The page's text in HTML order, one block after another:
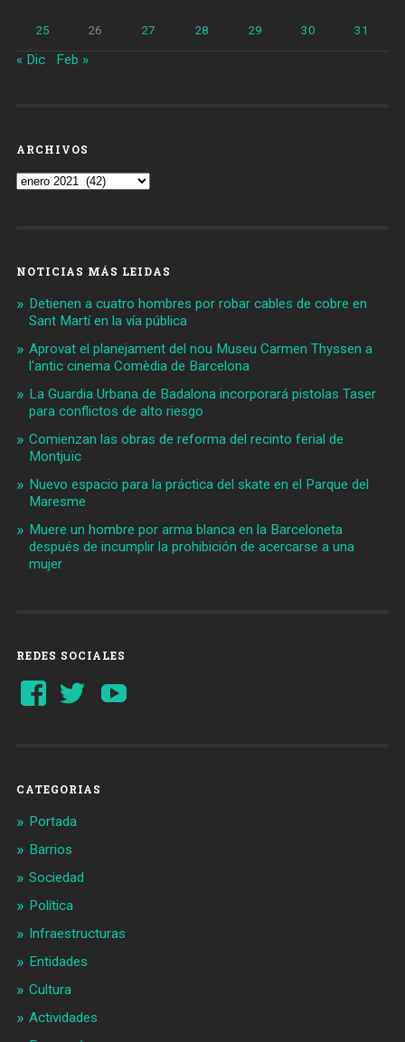
25 26 27 28 29 30 31
« Dic Feb »
ARCHIVOS
Archivos
NOTICIAS MÁS LEIDAS
Detienen a cuatro hombres por robar cables de cobre en
Sant Martí en la vía pública
Aprovat el planejament del nou Museu Carmen Thyssen a
l'antic cinema Comèdia de Barcelona
La Guardia Urbana de Badalona incorporará pistolas Taser
para conflictos de alto riesgo
Comienzan las obras de reforma del recinto ferial de
Montjuïc
Nuevo espacio para la práctica del skate en el Parque del
Maresme
Muere un hombre por arma blanca en la Barceloneta
después de incumplir la prohibición de acercarse a una
mujer
REDES SOCIALES
Ver
perfil
Ver
perfil
CATEGORIAS
Portada
Barrios
Sociedad
Política
Infraestructuras
Entidades
Cultura
Actividades